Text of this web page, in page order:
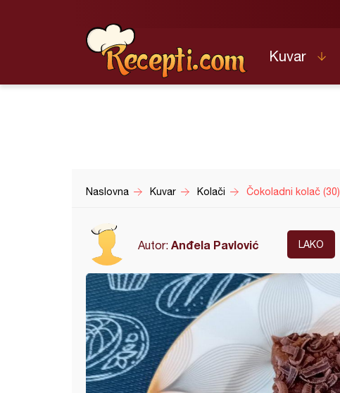
Kuvar
Naslovna Kuvar Kolači Čokoladni kolač (30)
Autor: Anđela Pavlović LAKO